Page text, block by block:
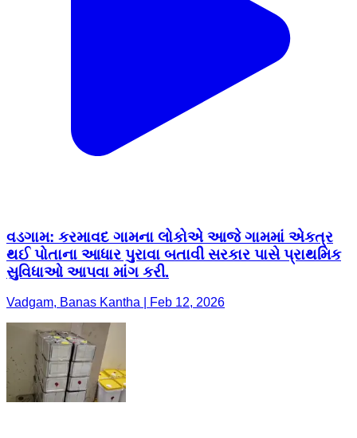
વડગામ: કરમાવદ ગામના લોકોએ આજે ગામમાં એકત્ર
થઈ પોતાના આધાર પુરાવા બતાવી સરકાર પાસે પ્રાથમિક
સુવિધાઓ આપવા માંગ કરી.
Vadgam, Banas Kantha | Feb 12, 2026